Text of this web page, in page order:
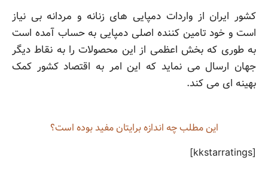
کشور ایران از واردات دمپایی های زنانه و مردانه بی نیاز
است و خود تامین کننده اصلی دمپایی به حساب آمده است
به طوری که بخش اعظمی از این محصولات را به نقاط دیگر
جهان ارسال می نماید که این امر به اقتصاد کشور کمک
بهینه ای می کند.
این مطلب چه‌ اندازه برایتان مفید بوده است؟
[kkstarratings]